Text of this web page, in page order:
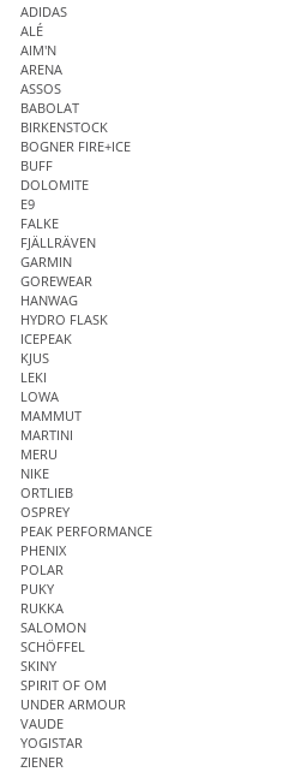
ADIDAS
ALÉ
AIM'N
ARENA
ASSOS
BABOLAT
BIRKENSTOCK
BOGNER FIRE+ICE
BUFF
DOLOMITE
E9
FALKE
FJÄLLRÄVEN
GARMIN
GOREWEAR
HANWAG
HYDRO FLASK
ICEPEAK
KJUS
LEKI
LOWA
MAMMUT
MARTINI
MERU
NIKE
ORTLIEB
OSPREY
PEAK PERFORMANCE
PHENIX
POLAR
PUKY
RUKKA
SALOMON
SCHÖFFEL
SKINY
SPIRIT OF OM
UNDER ARMOUR
VAUDE
YOGISTAR
ZIENER